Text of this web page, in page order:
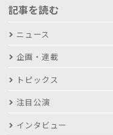
記事を読む
ニュース
企画・連載
トピックス
注目公演
インタビュー